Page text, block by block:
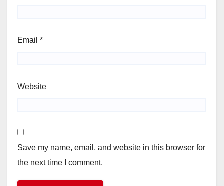
Email *
Website
Save my name, email, and website in this browser for
the next time I comment.